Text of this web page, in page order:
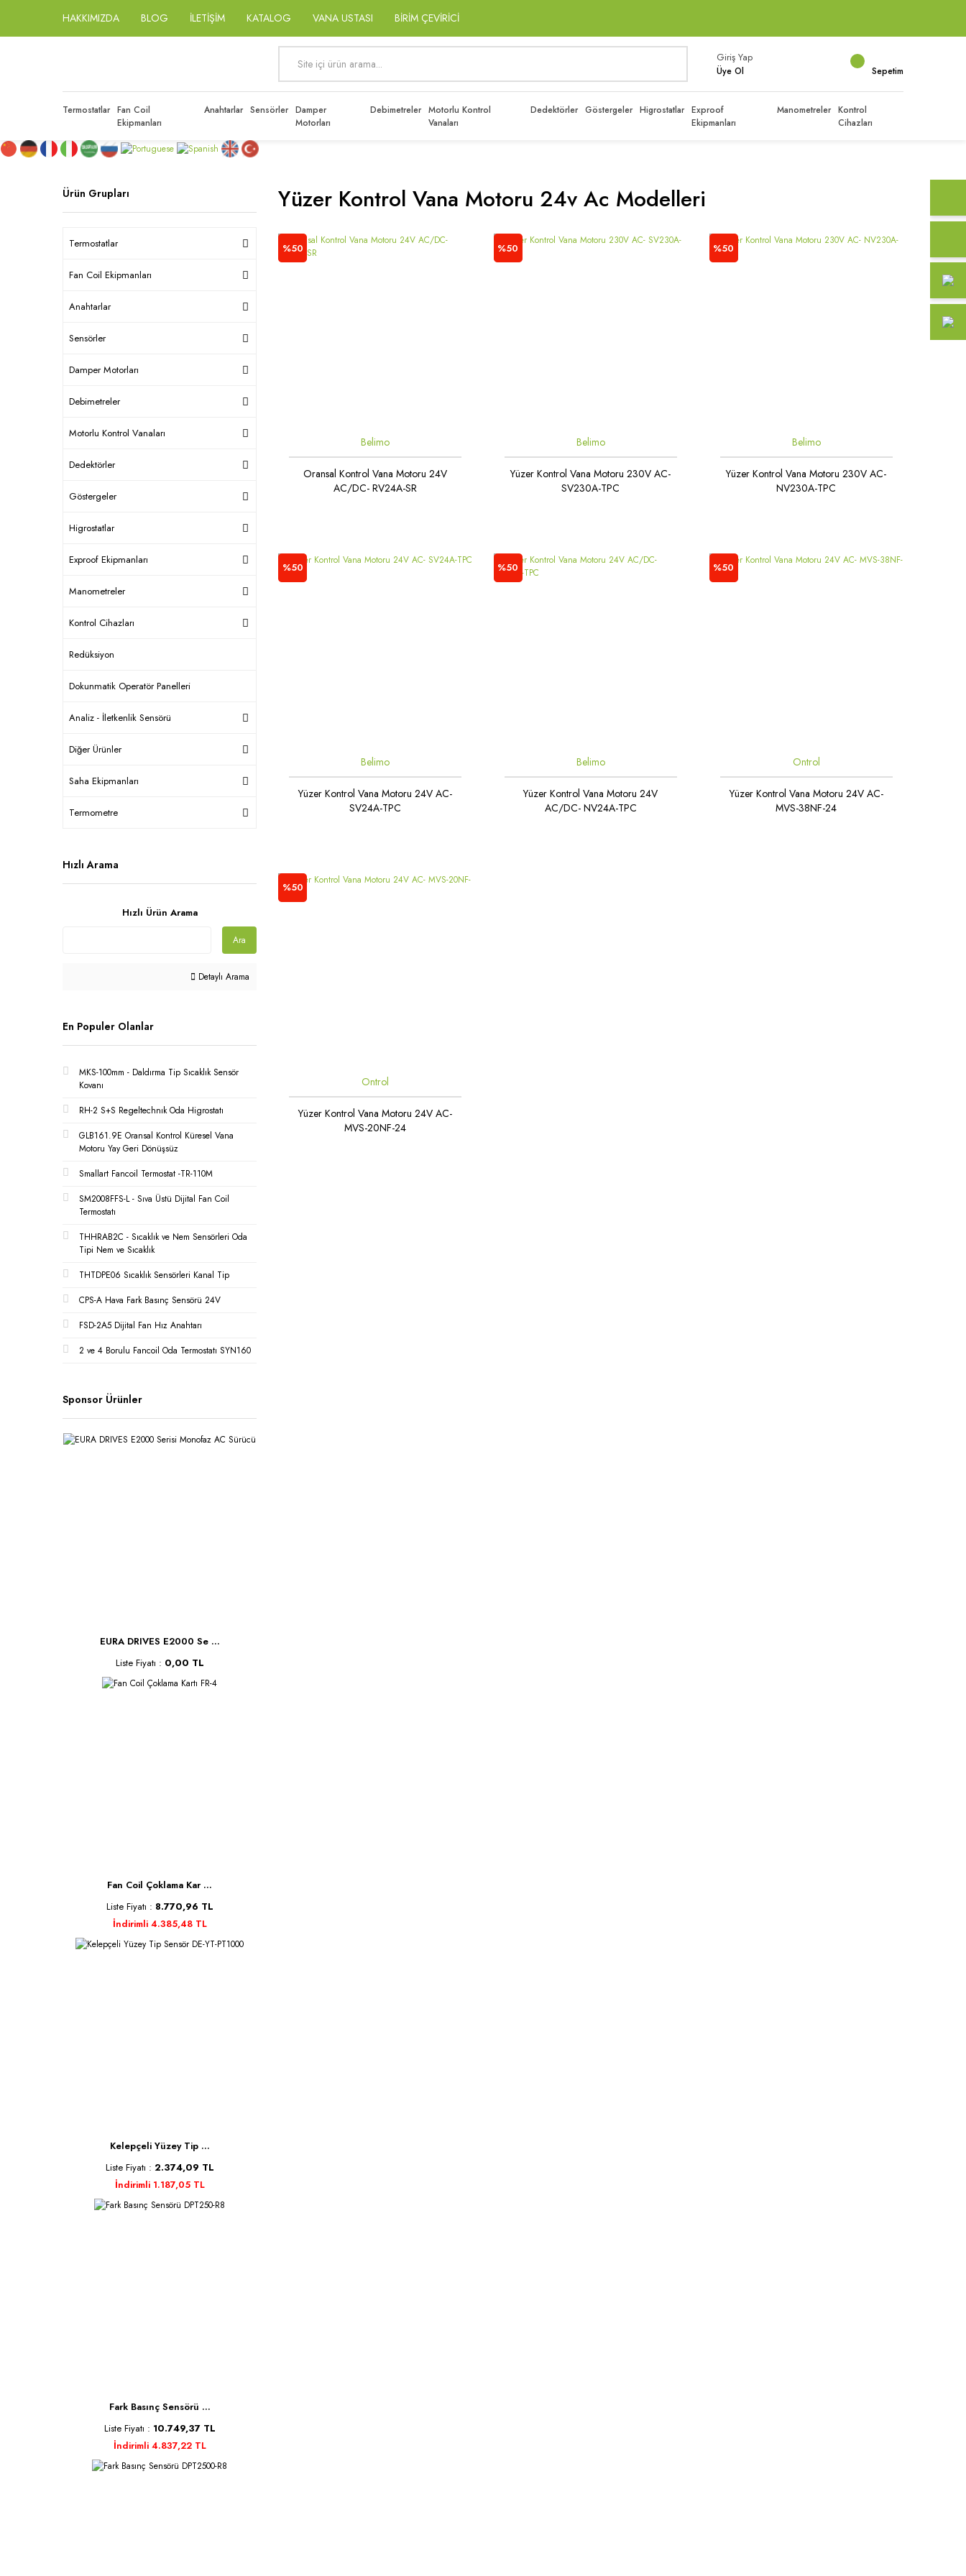
HAKKIMIZDA BLOG İLETİŞİM KATALOG VANA USTASI BİRİM ÇEVİRİCİ
Giriş Yap
Üye Ol Sepetim
Termostatlar Fan Coil
Ekipmanları
Anahtarlar Sensörler Damper
Motorları
Debimetreler Motorlu Kontrol
Vanaları
Dedektörler Göstergeler Higrostatlar Exproof
Ekipmanları
Manometreler Kontrol
Cihazları
Ürün Grupları
Termostatlar
Fan Coil Ekipmanları
Anahtarlar
Sensörler
Damper Motorları
Debimetreler
Motorlu Kontrol Vanaları
Dedektörler
Göstergeler
Higrostatlar
Exproof Ekipmanları
Manometreler
Kontrol Cihazları
Redüksiyon
Dokunmatik Operatör Panelleri
Analiz - İletkenlik Sensörü
Diğer Ürünler
Saha Ekipmanları
Termometre
Hızlı Arama
Hızlı Ürün Arama
Ara
Detaylı Arama
En Populer Olanlar
MKS-100mm - Daldırma Tip Sıcaklık Sensör
Kovanı
RH-2 S+S Regeltechnık Oda Higrostatı
GLB161.9E Oransal Kontrol Küresel Vana
Motoru Yay Geri Dönüşsüz
Smallart Fancoil Termostat -TR-110M
SM2008FFS-L - Sıva Üstü Dijital Fan Coil
Termostatı
THHRAB2C - Sıcaklık ve Nem Sensörleri Oda
Tipi Nem ve Sıcaklık
THTDPE06 Sıcaklık Sensörleri Kanal Tip
CPS-A Hava Fark Basınç Sensörü 24V
FSD-2A5 Dijital Fan Hız Anahtarı
2 ve 4 Borulu Fancoil Oda Termostatı SYN160
Sponsor Ürünler
EURA DRIVES E2000 Se ...
Liste Fiyatı : 0,00 TL
Fan Coil Çoklama Kar ...
Liste Fiyatı : 8.770,96 TL
İndirimli 4.385,48 TL
Kelepçeli Yüzey Tip ...
Liste Fiyatı : 2.374,09 TL
İndirimli 1.187,05 TL
Fark Basınç Sensörü ...
Liste Fiyatı : 10.749,37 TL
İndirimli 4.837,22 TL
Yüzer Kontrol Vana Motoru 24v Ac Modelleri
%50
Belimo
Oransal Kontrol Vana Motoru 24V
AC/DC- RV24A-SR
%50
Belimo
Yüzer Kontrol Vana Motoru 230V AC-
SV230A-TPC
%50
Belimo
Yüzer Kontrol Vana Motoru 230V AC-
NV230A-TPC
%50
Belimo
Yüzer Kontrol Vana Motoru 24V AC-
SV24A-TPC
%50
Belimo
Yüzer Kontrol Vana Motoru 24V
AC/DC- NV24A-TPC
%50
Ontrol
Yüzer Kontrol Vana Motoru 24V AC-
MVS-38NF-24
%50
Ontrol
Yüzer Kontrol Vana Motoru 24V AC-
MVS-20NF-24